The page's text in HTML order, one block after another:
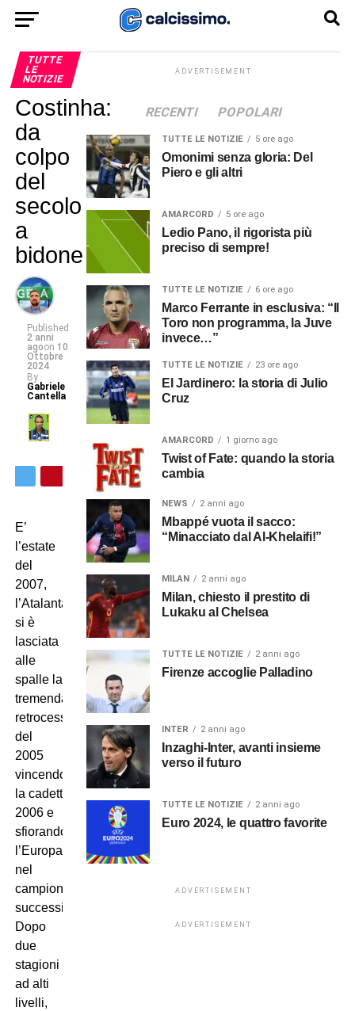
TUTTE
LE
NOTIZIE
Costinha:
da
colpo
del
secolo
a
bidone
Published
2 anni
agoon 10
Ottobre
2024
By
Gabriele
Cantella
E’
l’estate
del
2007,
l’Atalanta
si è
lasciata
alle
spalle la
tremenda
retrocessione
del
2005
vincendo
la cadetteria del
2006 e
sfiorando
l’Europa
nel
campionato
successivo.
Dopo
due
stagioni
ad alti
livelli,
ADVERTISEMENT
RECENTI POPOLARI
TUTTE LE NOTIZIE 5 ore ago
Omonimi senza gloria: Del
Piero e gli altri
AMARCORD 5 ore ago
Ledio Pano, il rigorista più
preciso di sempre!
TUTTE LE NOTIZIE 6 ore ago
Marco Ferrante in esclusiva: “Il
Toro non programma, la Juve
invece…”
TUTTE LE NOTIZIE 23 ore ago
El Jardinero: la storia di Julio
Cruz
AMARCORD 1 giorno ago
Twist of Fate: quando la storia
cambia
NEWS 2 anni ago
Mbappé vuota il sacco:
“Minacciato dal Al-Khelaifi!”
MILAN 2 anni ago
Milan, chiesto il prestito di
Lukaku al Chelsea
TUTTE LE NOTIZIE 2 anni ago
Firenze accoglie Palladino
INTER 2 anni ago
Inzaghi-Inter, avanti insieme
verso il futuro
TUTTE LE NOTIZIE 2 anni ago
Euro 2024, le quattro favorite
ADVERTISEMENT
ADVERTISEMENT